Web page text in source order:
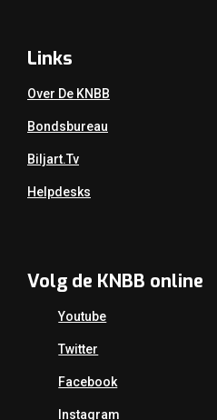
Links
Over De KNBB
Bondsbureau
Biljart.tv
Helpdesks
Volg de KNBB online
Youtube
Twitter
Facebook
Instagram